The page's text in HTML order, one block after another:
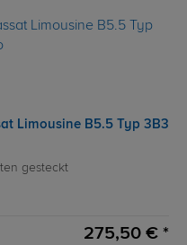
Limousine B5.5 Typ 3B3
gesteckt
275,50 € *